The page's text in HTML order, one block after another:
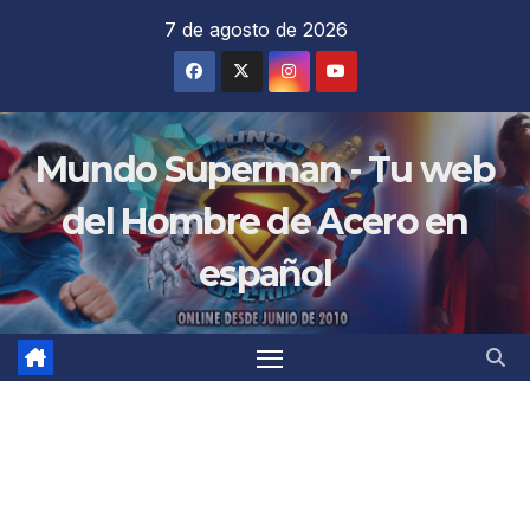
7 de agosto de 2026
Mundo Superman - Tu web
del Hombre de Acero en
español